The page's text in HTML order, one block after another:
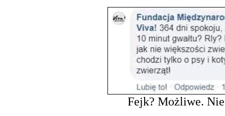
Fejk? Możliwe.